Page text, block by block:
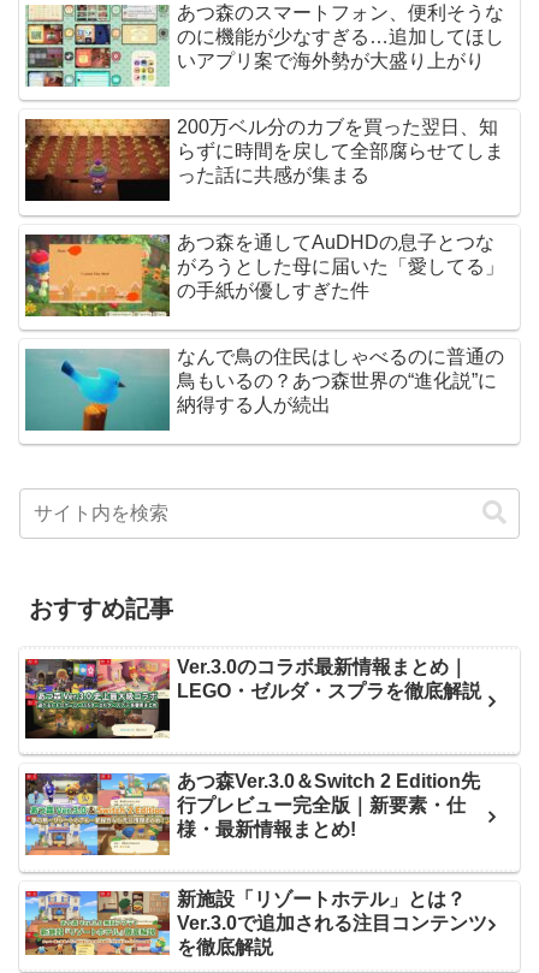
あつ森のスマートフォン、便利そうな
のに機能が少なすぎる…追加してほし
いアプリ案で海外勢が大盛り上がり
200万ベル分のカブを買った翌日、知
らずに時間を戻して全部腐らせてしま
った話に共感が集まる
あつ森を通してAuDHDの息子とつな
がろうとした母に届いた「愛してる」
の手紙が優しすぎた件
なんで鳥の住民はしゃべるのに普通の
鳥もいるの？あつ森世界の“進化説”に
納得する人が続出
おすすめ記事
Ver.3.0のコラボ最新情報まとめ｜
LEGO・ゼルダ・スプラを徹底解説
あつ森Ver.3.0＆Switch 2 Edition先
行プレビュー完全版｜新要素・仕
様・最新情報まとめ!
新施設「リゾートホテル」とは？
Ver.3.0で追加される注目コンテンツ
を徹底解説